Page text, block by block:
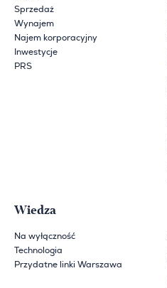
Sprzedaż
Wynajem
Najem korporacyjny
Inwestycje
PRS
Wiedza
Na wyłączność
Technologia
Przydatne linki Warszawa